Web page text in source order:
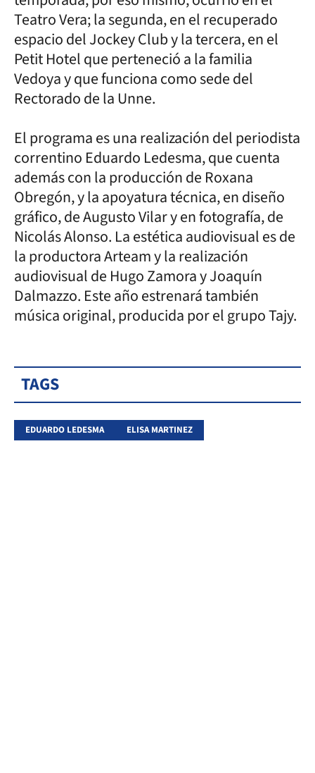
Teatro Vera; la segunda, en el recuperado
espacio del Jockey Club y la tercera, en el
Petit Hotel que perteneció a la familia
Vedoya y que funciona como sede del
Rectorado de la Unne.
El programa es una realización del periodista
correntino Eduardo Ledesma, que cuenta
además con la producción de Roxana
Obregón, y la apoyatura técnica, en diseño
gráfico, de Augusto Vilar y en fotografía, de
Nicolás Alonso. La estética audiovisual es de
la productora Arteam y la realización
audiovisual de Hugo Zamora y Joaquín
Dalmazzo. Este año estrenará también
música original, producida por el grupo Tajy.
TAGS
EDUARDO LEDESMA ELISA MARTINEZ